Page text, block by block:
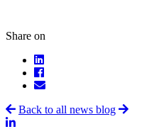
Share on
Back to all news blog